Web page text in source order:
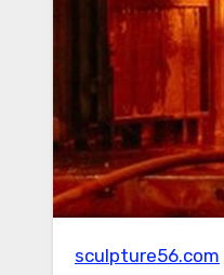
sculpture56.com